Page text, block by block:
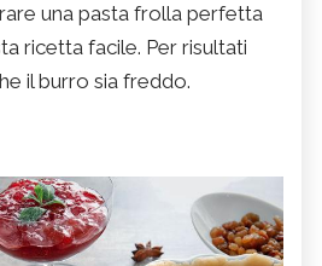
una pasta frolla perfetta
ricetta facile. Per risultati
il burro sia freddo.